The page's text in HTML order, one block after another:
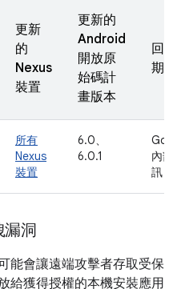
更新
的
Nexus
裝置
更新的
Android
開放原
始碼計
畫版本
回
期
所有
Nexus
裝置
6.0、
6.0.1
內部
訊
漏洞
能會讓遠端攻擊者存取受保
給獲得授權的本機安裝應用